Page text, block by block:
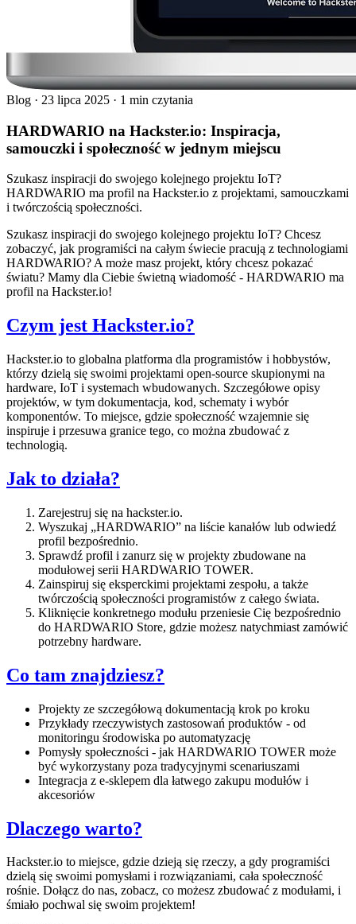
Blog · 23 lipca 2025 · 1 min czytania
HARDWARIO na Hackster.io: Inspiracja,
samouczki i społeczność w jednym miejscu
Szukasz inspiracji do swojego kolejnego projektu IoT?
HARDWARIO ma profil na Hackster.io z projektami, samouczkami
i twórczością społeczności.
Szukasz inspiracji do swojego kolejnego projektu IoT? Chcesz
zobaczyć, jak programiści na całym świecie pracują z technologiami
HARDWARIO? A może masz projekt, który chcesz pokazać
światu? Mamy dla Ciebie świetną wiadomość - HARDWARIO ma
profil na Hackster.io!
Czym jest Hackster.io?
Hackster.io to globalna platforma dla programistów i hobbystów,
którzy dzielą się swoimi projektami open-source skupionymi na
hardware, IoT i systemach wbudowanych. Szczegółowe opisy
projektów, w tym dokumentacja, kod, schematy i wybór
komponentów. To miejsce, gdzie społeczność wzajemnie się
inspiruje i przesuwa granice tego, co można zbudować z
technologią.
Jak to działa?
Zarejestruj się na hackster.io.
Wyszukaj „HARDWARIO” na liście kanałów lub odwiedź
profil bezpośrednio.
Sprawdź profil i zanurz się w projekty zbudowane na
modułowej serii HARDWARIO TOWER.
Zainspiruj się eksperckimi projektami zespołu, a także
twórczością społeczności programistów z całego świata.
Kliknięcie konkretnego modułu przeniesie Cię bezpośrednio
do HARDWARIO Store, gdzie możesz natychmiast zamówić
potrzebny hardware.
Co tam znajdziesz?
Projekty ze szczegółową dokumentacją krok po kroku
Przykłady rzeczywistych zastosowań produktów - od
monitoringu środowiska po automatyzację
Pomysły społeczności - jak HARDWARIO TOWER może
być wykorzystany poza tradycyjnymi scenariuszami
Integracja z e-sklepem dla łatwego zakupu modułów i
akcesoriów
Dlaczego warto?
Hackster.io to miejsce, gdzie dzieją się rzeczy, a gdy programiści
dzielą się swoimi pomysłami i rozwiązaniami, cała społeczność
rośnie. Dołącz do nas, zobacz, co możesz zbudować z modułami, i
śmiało pochwal się swoim projektem!